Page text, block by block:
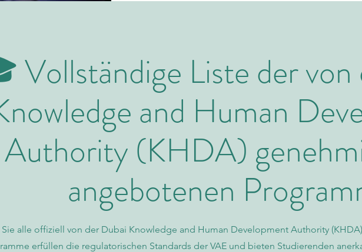
Vollständige Liste der
and Human
Authority (KHDA)
angebotenen
alle offiziell von der Dubai Knowledge and Human Development Authority
erfüllen die regulatorischen Standards der VAE und bieten Studierenden